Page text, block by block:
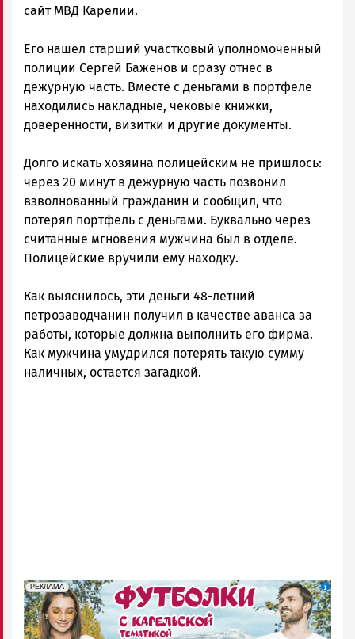
сайт МВД Карелии.
Его нашел старший участковый уполномоченный
полиции Сергей Баженов и сразу отнес в
дежурную часть. Вместе с деньгами в портфеле
находились накладные, чековые книжки,
доверенности, визитки и другие документы.
Долго искать хозяина полицейским не пришлось:
через 20 минут в дежурную часть позвонил
взволнованный гражданин и сообщил, что
потерял портфель с деньгами. Буквально через
считанные мгновения мужчина был в отделе.
Полицейские вручили ему находку.
Как выяснилось, эти деньги 48-летний
петрозаводчанин получил в качестве аванса за
работы, которые должна выполнить его фирма.
Как мужчина умудрился потерять такую сумму
наличных, остается загадкой.
erid: Pb3XmBtzt7qh4nNaikXnuHE1bzSb6Vb4eeL28Ue
РЕКЛАМА
Реклама